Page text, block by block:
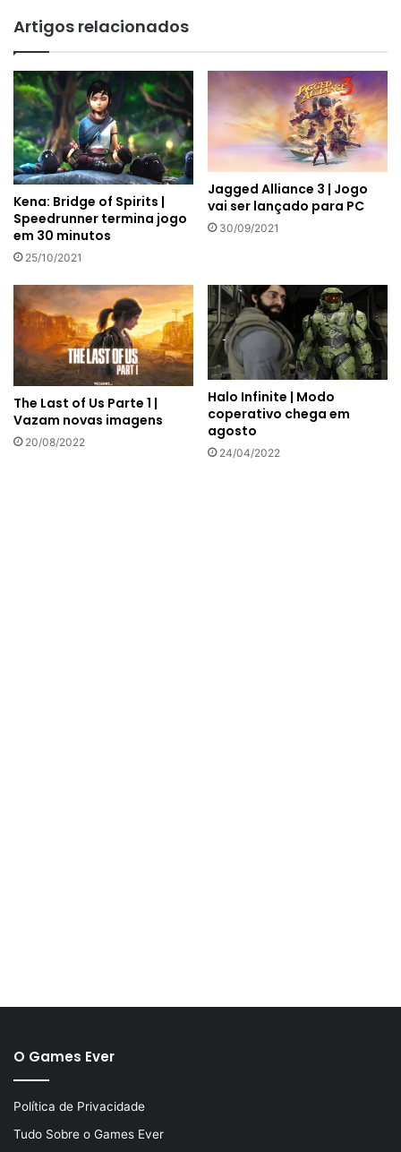
Artigos relacionados
Kena: Bridge of Spirits |
Speedrunner termina jogo
em 30 minutos
25/10/2021
Jagged Alliance 3 | Jogo
vai ser lançado para PC
30/09/2021
The Last of Us Parte 1 |
Vazam novas imagens
20/08/2022
Halo Infinite | Modo
coperativo chega em
agosto
24/04/2022
O Games Ever
Política de Privacidade
Tudo Sobre o Games Ever